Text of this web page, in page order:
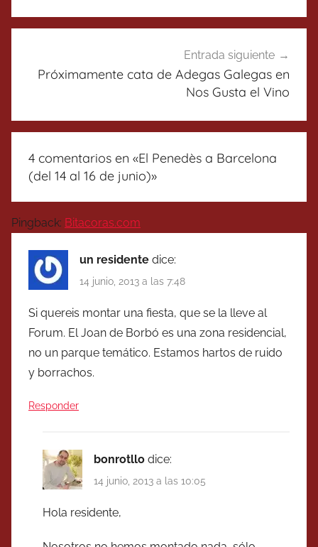
Entrada siguiente
Próximamente cata de Adegas Galegas en
Nos Gusta el Vino
4 comentarios en «El Penedès a Barcelona
(del 14 al 16 de junio)»
Pingback: Bitacoras.com
un residente dice:
14 junio, 2013 a las 7:48
Si quereis montar una fiesta, que se la lleve al
Forum. El Joan de Borbó es una zona residencial,
no un parque temático. Estamos hartos de ruido
y borrachos.
Responder
bonrotllo dice:
14 junio, 2013 a las 10:05
Hola residente,